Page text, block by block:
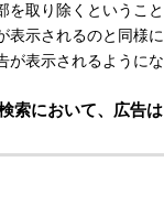
を取り除くというこ
表示されるのと同様
表示されるようにな
索において、広告